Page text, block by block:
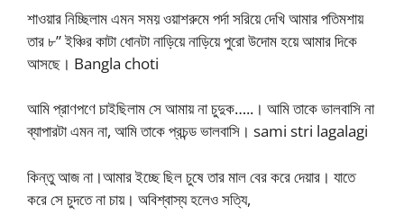
শাওয়ার নিচ্ছিলাম এমন সময় ওয়াশরুমে পর্দা সরিয়ে দেখি আমার পতিমশায়
তার ৮” ইঞ্চির কাটা ধোনটা নাড়িয়ে নাড়িয়ে পুরো উদোম হয়ে আমার দিকে
আসছে। Bangla choti
আমি প্রাণপণে চাইছিলাম সে আমায় না চুদুক…..। আমি তাকে ভালবাসি না
ব্যাপারটা এমন না, আমি তাকে প্রচন্ড ভালবাসি। sami stri lagalagi
কিন্তু আজ না।আমার ইচ্ছে ছিল চুষে তার মাল বের করে দেয়ার। যাতে
করে সে চুদতে না চায়। অবিশ্বাস্য হলেও সত্যি,